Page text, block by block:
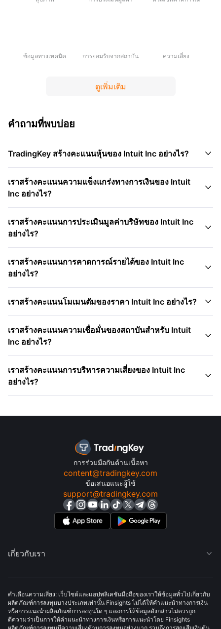
ข้อมูลทางเทคนิค การยอมรับจากสถาบัน ความเสี่ยง
ดูเพิ่มเติม
คำถามที่พบบ่อย
TradingKey สร้างคะเเนนหุ้นของ Intuit Inc อย่างไร? 
เราสร้างคะแนนความแข็งแกร่งทางการเงินของ Intuit
Inc อย่างไร?

เราสร้างคะแนนการประเมินมูลค่าบริษัทของ Intuit Inc
อย่างไร?

เราสร้างคะแนนการคาดการณ์รายได้ของ Intuit Inc
อย่างไร?

เราสร้างคะแนนโมเมนตัมของราคา Intuit Inc อย่างไร? 
เราสร้างคะแนนความเชื่อมั่นของสถาบันสำหรับ Intuit
Inc อย่างไร?

เราสร้างคะแนนการบริหารความเสี่ยงของ Intuit Inc
อย่างไร?

การร่วมมือกันด้านเนื้อหา
content@tradingkey.com
ข้อเสนอแนะผู้ใช้
support@tradingkey.com
เกี่ยวกับเรา 
คำเตือนความเสี่ยง: เว็บไซต์และแอปพลิเคชันมือถือของเราให้ข้อมูลทั่วไปเกี่ยวกับ
ผลิตภัณฑ์การลงทุนบางประเภทเท่านั้น Finsights ไม่ได้ให้คำแนะนำทางการเงิน
หรือการแนะนำผลิตภัณฑ์การลงทุนใด ๆ และการให้ข้อมูลดังกล่าวไม่ควรถูก
ตีความว่าเป็นการให้คำแนะนำทางการเงินหรือการแนะนำโดย Finsights